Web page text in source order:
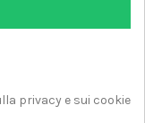
privacy e sui cookie